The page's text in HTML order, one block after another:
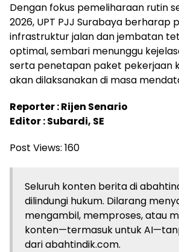
Dengan fokus pemeliharaan rutin
2026, UPT PJJ Surabaya berharap
infrastruktur jalan dan jembatan
optimal, sembari menunggu
serta penetapan paket pekerjaan
akan dilaksanakan di masa
Reporter : Rijen Senario
Editor : Subardi, SE
Post Views: 160
Seluruh konten berita di
dilindungi hukum. Dilarang
mengambil, memproses, atau
konten—termasuk untuk
dari abahtindik.com.